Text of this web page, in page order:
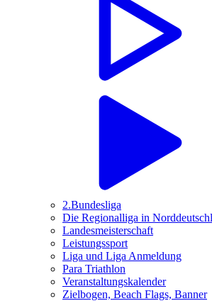
2.Bundesliga
Die Regionalliga in
Landesmeisterschaft
Leistungssport
Liga und Liga Anmeldung
Para Triathlon
Veranstaltungskalender
Zielbogen, Beach Flags, Banner